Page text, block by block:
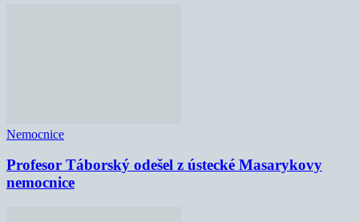
Nemocnice
Profesor Táborský odešel z ústecké Masarykovy
nemocnice